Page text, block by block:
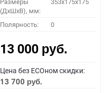
(ДхШхВ), мм:
Полярность: 0
13 000 руб.
Цена без ECOном скидки:
13 700 руб.